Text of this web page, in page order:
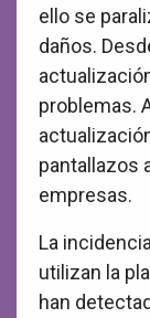
ello se
daños.
problemas.
pantallazos
empresas.
La
utilizan la
han